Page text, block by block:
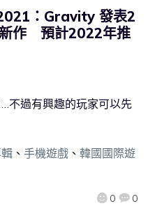
：Gravity 發表2
新作 預計2022年推
0 0
不過有興趣的玩家可以先
、 手機遊戲、 韓國國際遊